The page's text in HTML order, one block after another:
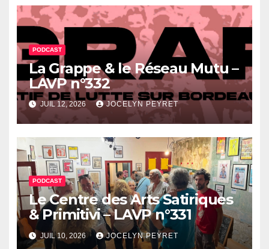
PODCAST
La Grappe & le Réseau Mutu –
LAVP n°332
JUIL 12, 2026 JOCELYN PEYRET
PODCAST
Le Centre des Arts Satiriques
& Primitivi – LAVP n°331
JUIL 10, 2026 JOCELYN PEYRET